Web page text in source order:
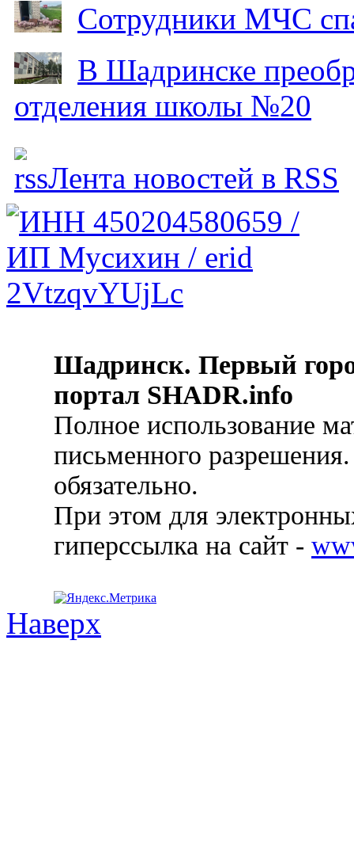
Сотрудники МЧС
В Шадринске
отделения школы №20
Лента новостей в RSS
Шадринск. Первый
портал SHADR.info
Полное использование
письменного
обязательно.
При этом для
гиперссылка на сайт -
Наверх